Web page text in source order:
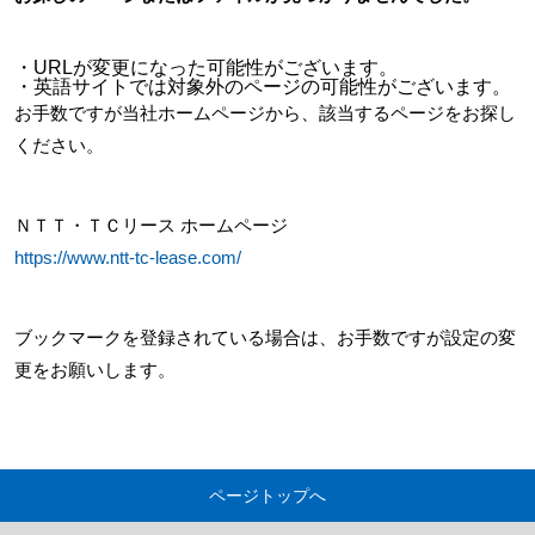
・URLが変更になった可能性がございます。
・英語サイトでは対象外のページの可能性がございます。
お手数ですが当社ホームページから、該当するページをお探し
ください。
ＮＴＴ・ＴＣリース ホームページ
https://www.ntt-tc-lease.com/
ブックマークを登録されている場合は、お手数ですが設定の変
更をお願いします。
ページトップへ